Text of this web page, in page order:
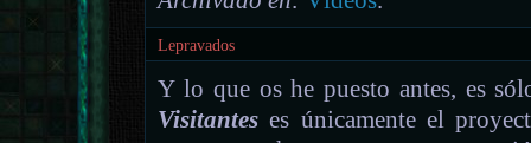
Lepravados
Y lo que os he puesto antes, es
Visitantes es únicamente el